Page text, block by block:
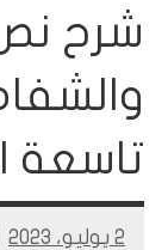
شرح
تاسعة
2 يوليو، 2023